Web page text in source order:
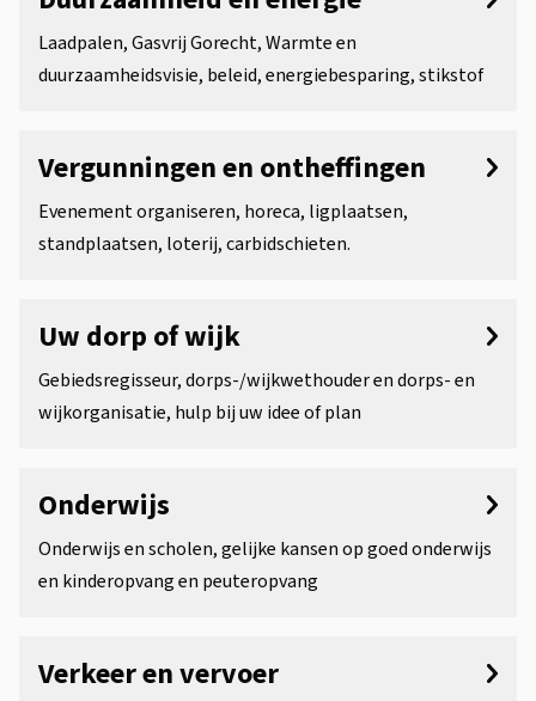
Laadpalen, Gasvrij Gorecht, Warmte en
duurzaamheidsvisie, beleid, energiebesparing, stikstof
Vergunningen en ontheffingen
Evenement organiseren, horeca, ligplaatsen,
standplaatsen, loterij, carbidschieten.
Uw dorp of wijk
Gebiedsregisseur, dorps-/wijkwethouder en dorps- en
wijkorganisatie, hulp bij uw idee of plan
Onderwijs
Onderwijs en scholen, gelijke kansen op goed onderwijs
en kinderopvang en peuteropvang
Verkeer en vervoer